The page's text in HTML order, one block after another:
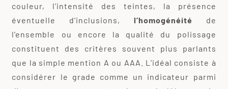
couleur, l’intensité des teintes, la présence
éventuelle d’inclusions, l’homogénéité
de
l’ensemble ou encore la qualité du polissage
constituent des critères souvent plus parlants
que la simple mention A ou AAA. L’idéal consiste à
considérer le grade comme un indicateur parmi